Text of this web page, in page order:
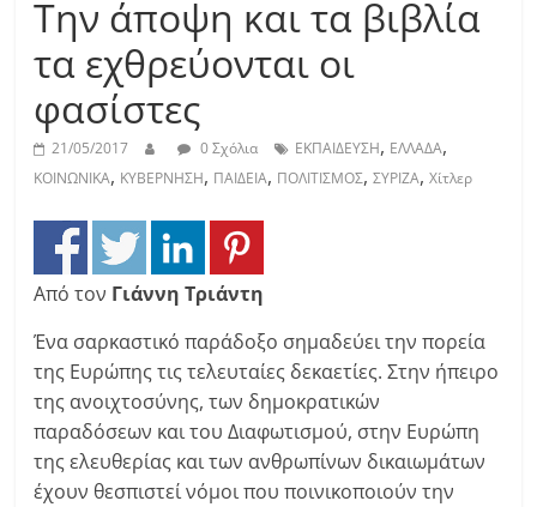
Την άποψη και τα βιβλία
τα εχθρεύονται οι
φασίστες
21/05/2017 0 Σχόλια ΕΚΠΑΙΔΕΥΣΗ, ΕΛΛΑΔΑ,
ΚΟΙΝΩΝΙΚΑ, ΚΥΒΕΡΝΗΣΗ, ΠΑΙΔΕΙΑ, ΠΟΛΙΤΙΣΜΟΣ,ΣΥΡΙΖΑ,Χίτλερ
Από τον Γιάννη Τριάντη
Ένα σαρκαστικό παράδοξο σημαδεύει την πορεία
της Ευρώπης τις τελευταίες δεκαετίες. Στην ήπειρο
της ανοιχτοσύνης, των δημοκρατικών
παραδόσεων και του Διαφωτισμού, στην Ευρώπη
της ελευθερίας και των ανθρωπίνων δικαιωμάτων
έχουν θεσπιστεί νόμοι που ποινικοποιούν την